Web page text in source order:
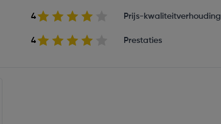
4 Prijs-kwaliteitverhouding
4 Prestaties